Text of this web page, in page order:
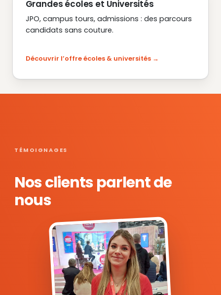
Grandes écoles et Universités
JPO, campus tours, admissions : des parcours
candidats sans couture.
Découvrir l’offre écoles & universités
TÉMOIGNAGES
Nos clients parlent de
nous